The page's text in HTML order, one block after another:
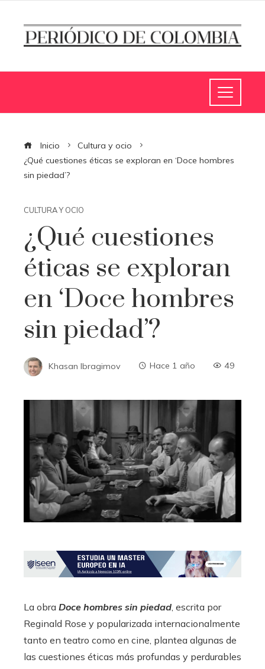
Inicio
Cultura y ocio
¿Qué cuestiones éticas se exploran en ‘Doce hombres
sin piedad’?
CULTURA Y OCIO
¿Qué cuestiones
éticas se exploran
en ‘Doce hombres
sin piedad’?
Khasan Ibragimov Hace 1 año 49
La obra Doce hombres sin piedad, escrita por
Reginald Rose y popularizada internacionalmente
tanto en teatro como en cine, plantea algunas de
las cuestiones éticas más profundas y perdurables